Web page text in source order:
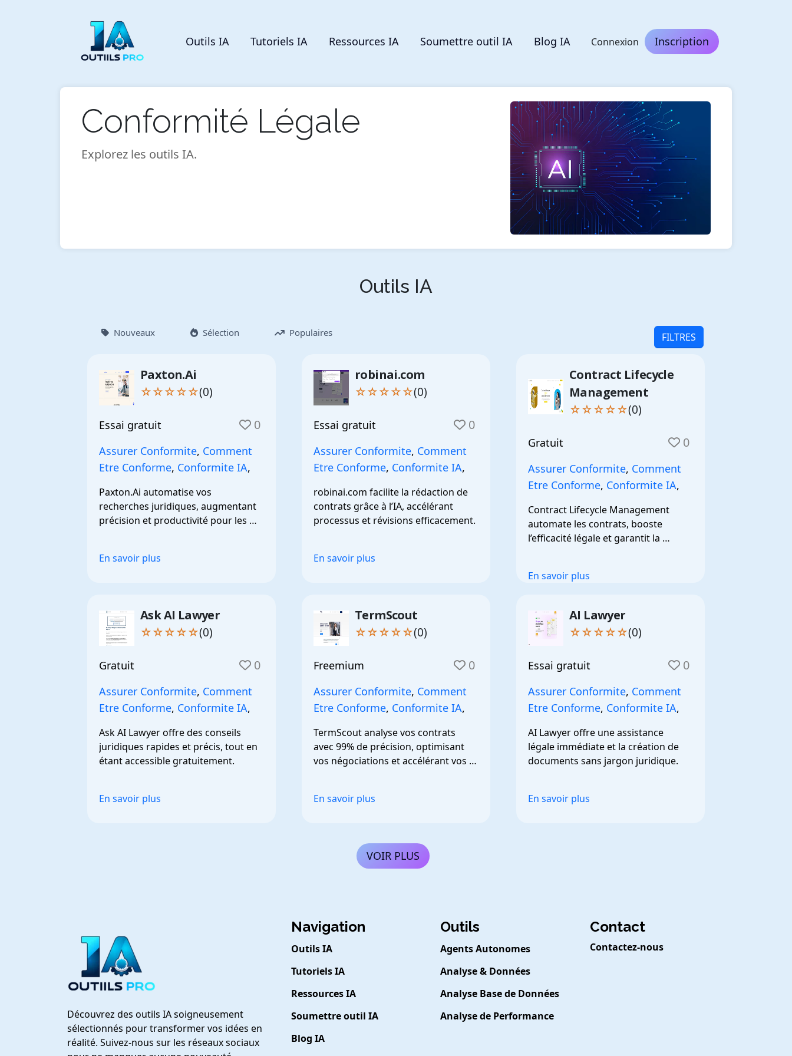
Outils IA Tutoriels IA Ressources IA Soumettre outil IA Blog IA Connexion Inscription
Conformité Légale
Explorez les outils IA.
Outils IA
Nouveaux Sélection Populaires FILTRES
Paxton.Ai
☆☆☆☆☆(0)
Essai gratuit 0
Assurer Conformite, Comment
Etre Conforme, Conformite IA,
Paxton.Ai automatise vos
recherches juridiques, augmentant
précision et productivité pour les
En savoir plus
robinai.com
☆☆☆☆☆(0)
Essai gratuit 0
Assurer Conformite, Comment
Etre Conforme, Conformite IA,
robinai.com facilite la rédaction de
contrats grâce à l’IA, accélérant
processus et révisions efficacement.
En savoir plus
Contract Lifecycle
Management
☆☆☆☆☆(0)
Gratuit 0
Assurer Conformite, Comment
Etre Conforme, Conformite IA,
Contract Lifecycle Management
automate les contrats, booste
l’efficacité légale et garantit la
En savoir plus
Ask AI Lawyer
☆☆☆☆☆(0)
Gratuit 0
Assurer Conformite, Comment
Etre Conforme, Conformite IA,
Ask AI Lawyer offre des conseils
juridiques rapides et précis, tout en
étant accessible gratuitement.
En savoir plus
TermScout
☆☆☆☆☆(0)
Freemium 0
Assurer Conformite, Comment
Etre Conforme, Conformite IA,
TermScout analyse vos contrats
avec 99% de précision, optimisant
vos négociations et accélérant vos
En savoir plus
AI Lawyer
☆☆☆☆☆(0)
Essai gratuit 0
Assurer Conformite, Comment
Etre Conforme, Conformite IA,
AI Lawyer offre une assistance
légale immédiate et la création de
documents sans jargon juridique.
En savoir plus
VOIR PLUS
Découvrez des outils IA soigneusement
sélectionnés pour transformer vos idées en
réalité. Suivez-nous sur les réseaux sociaux
Navigation
Outils IA
Tutoriels IA
Ressources IA
Soumettre outil IA
Blog IA
Outils
Agents Autonomes
Analyse & Données
Analyse Base de Données
Analyse de Performance
Contact
Contactez-nous